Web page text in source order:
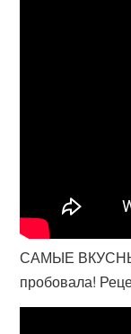
САМЫЕ
пробовала!